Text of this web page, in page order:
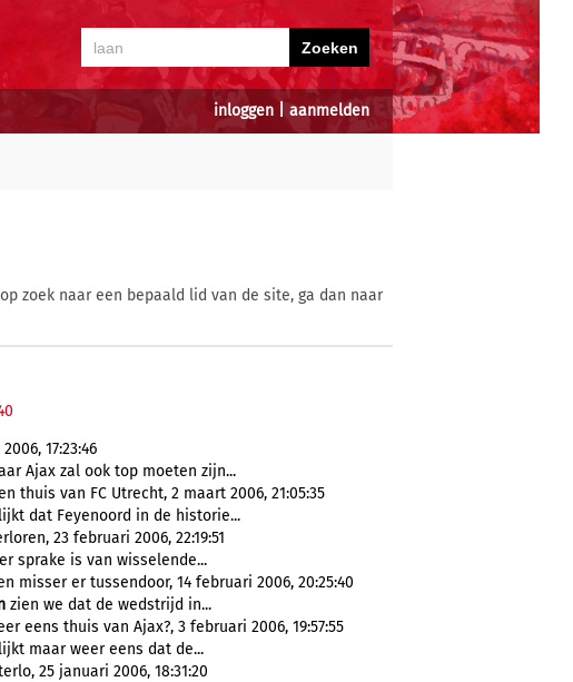
inloggen aanmelden
zoek naar een bepaald lid van de site, ga dan naar
17:23:46
Ajax zal ook top moeten zijn...
thuis van FC Utrecht, 2 maart 2006, 21:05:35
dat Feyenoord in de historie...
23 februari 2006, 22:19:51
sprake is van wisselende...
er tussendoor, 14 februari 2006, 20:25:40
zien we dat de wedstrijd in...
eens thuis van Ajax?, 3 februari 2006, 19:57:55
maar weer eens dat de...
25 januari 2006, 18:31:20